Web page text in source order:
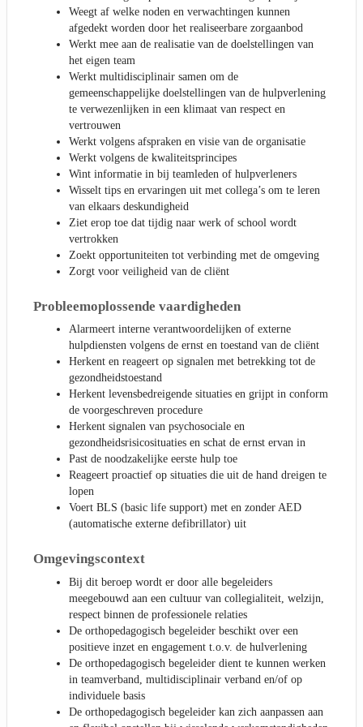
Weegt af welke noden en verwachtingen kunnen
afgedekt worden door het realiseerbare zorgaanbod
Werkt mee aan de realisatie van de doelstellingen van
het eigen team
Werkt multidisciplinair samen om de
gemeenschappelijke doelstellingen van de hulpverlening
te verwezenlijken in een klimaat van respect en
vertrouwen
Werkt volgens afspraken en visie van de organisatie
Werkt volgens de kwaliteitsprincipes
Wint informatie in bij teamleden of hulpverleners
Wisselt tips en ervaringen uit met collega’s om te leren
van elkaars deskundigheid
Ziet erop toe dat tijdig naar werk of school wordt
vertrokken
Zoekt opportuniteiten tot verbinding met de omgeving
Zorgt voor veiligheid van de cliënt
Probleemoplossende vaardigheden
Alarmeert interne verantwoordelijken of externe
hulpdiensten volgens de ernst en toestand van de cliënt
Herkent en reageert op signalen met betrekking tot de
gezondheidstoestand
Herkent levensbedreigende situaties en grijpt in conform
de voorgeschreven procedure
Herkent signalen van psychosociale en
gezondheidsrisicosituaties en schat de ernst ervan in
Past de noodzakelijke eerste hulp toe
Reageert proactief op situaties die uit de hand dreigen te
lopen
Voert BLS (basic life support) met en zonder AED
(automatische externe defibrillator) uit
Omgevingscontext
Bij dit beroep wordt er door alle begeleiders
meegebouwd aan een cultuur van collegialiteit, welzijn,
respect binnen de professionele relaties
De orthopedagogisch begeleider beschikt over een
positieve inzet en engagement t.o.v. de hulverlening
De orthopedagogisch begeleider dient te kunnen werken
in teamverband, multidisciplinair verband en/of op
individuele basis
De orthopedagogisch begeleider kan zich aanpassen aan